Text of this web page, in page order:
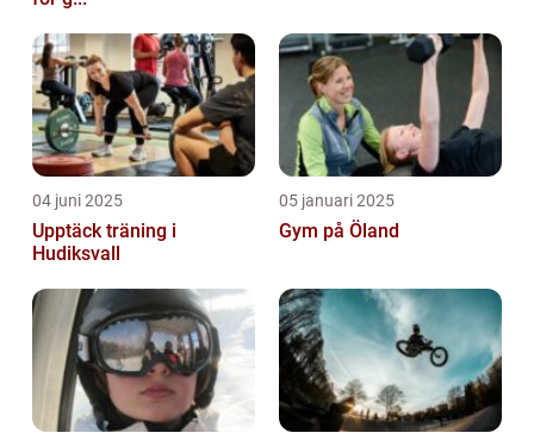
04 juni 2025
Upptäck träning i
Hudiksvall
05 januari 2025
Gym på Öland